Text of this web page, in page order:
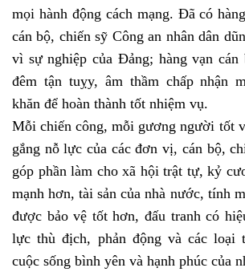
mọi hành động cách mạng. Đã có
cán bộ, chiến sỹ Công an nhân dân
vì sự nghiệp của Đảng; hàng vạn cán
đêm tận tuỵy, âm thầm chấp nhận
khăn để hoàn thành tốt nhiệm vụ.
Mỗi chiến công, mỗi gương người tốt
gắng nỗ lực của các đơn vị, cán bộ,
góp phần làm cho xã hội trật tự, kỷ
mạnh hơn, tài sản của nhà nước, tính
được bảo vệ tốt hơn, đấu tranh có
lực thù địch, phản động và các loại
cuộc sống bình yên và hạnh phúc của